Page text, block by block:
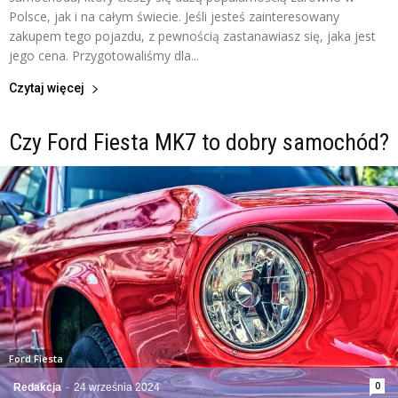
Polsce, jak i na całym świecie. Jeśli jesteś zainteresowany
zakupem tego pojazdu, z pewnością zastanawiasz się, jaka jest
jego cena. Przygotowaliśmy dla...
Czytaj więcej
Czy Ford Fiesta MK7 to dobry samochód?
Redakcja - 24 września 2024 0
Ford Fiesta